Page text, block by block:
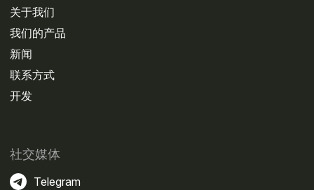
关于我们
我们的产品
新闻
联系方式
开发
社交媒体
Telegram